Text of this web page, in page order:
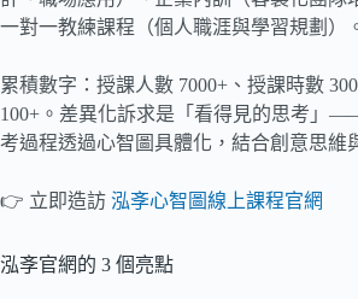
一對一教練課程（個人職涯與學習規劃）
累積數字：授課人數 7000+、授課時數
100+。差異化訴求是「看得見的思考」
考過程透過心智圖具體化，結合創意思維
👉 立即造訪 泓斈心智圖線上課程官網
泓斈官網的 3 個亮點